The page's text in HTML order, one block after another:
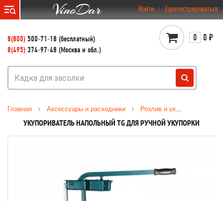
Войти Зарегистрироваться
8(800) 500-71-18 (бесплатный)
8(495) 374-97-48 (Москва и обл.)
0 0 ₽
Главная Аксессуары и расходники Розлив и укупорка
УКУПОРИВАТЕЛЬ НАПОЛЬНЫЙ TG ДЛЯ РУЧНОЙ УКУПОРКИ